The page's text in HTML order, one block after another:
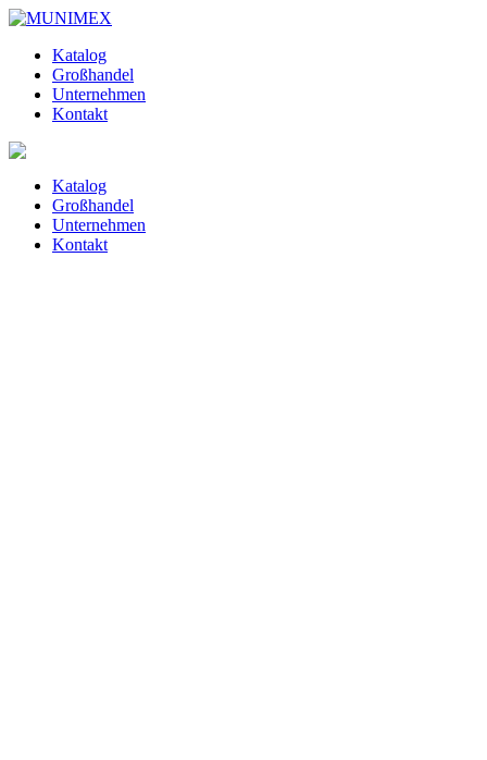
Katalog
Großhandel
Unternehmen
Kontakt
Katalog
Großhandel
Unternehmen
Kontakt